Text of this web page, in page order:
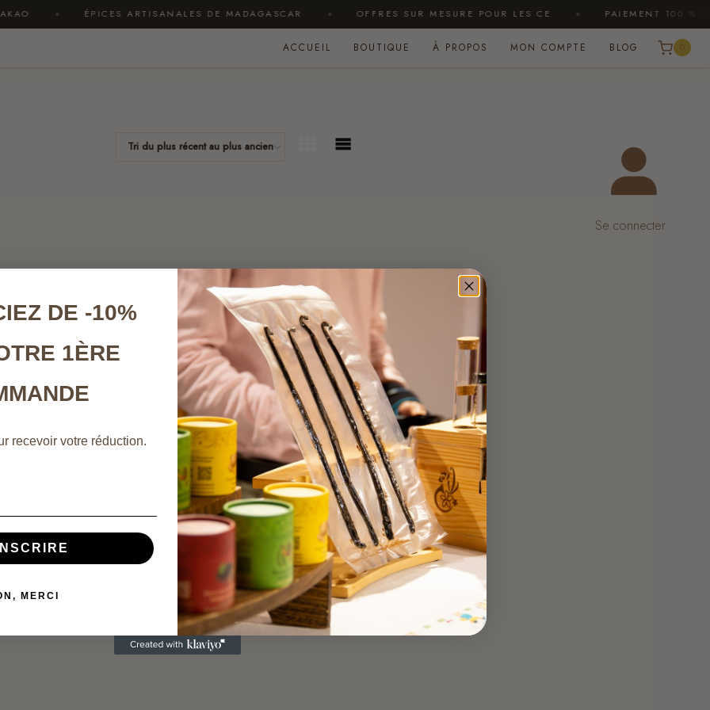
ÉPICES ARTISANALES DE MADAGASCAR OFFRES SUR MESURE POUR LES CE PAIEMENT 100 %
ACCUEIL BOUTIQUE À PROPOS MON COMPTE BLOG
Se connecter
DE -10%
1ÈRE
recevoir votre réduction.
MERCI